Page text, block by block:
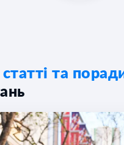
статті та